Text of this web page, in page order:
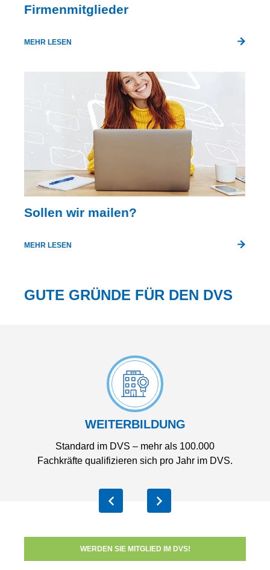
Firmenmitglieder
MEHR LESEN
Sollen wir mailen?
MEHR LESEN
GUTE GRÜNDE FÜR DEN DVS
WEITERBILDUNG
Standard im DVS – mehr als 100.000
Fachkräfte qualifizieren sich pro Jahr im DVS.
WERDEN SIE MITGLIED IM DVS!